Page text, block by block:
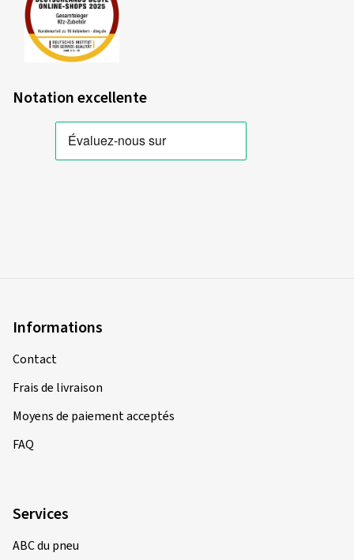
Notation excellente
Informations
Contact
Frais de livraison
Moyens de paiement acceptés
FAQ
Services
ABC du pneu